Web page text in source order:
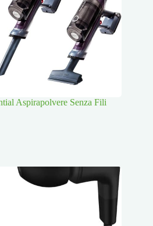
Aspirapolvere Senza Fili